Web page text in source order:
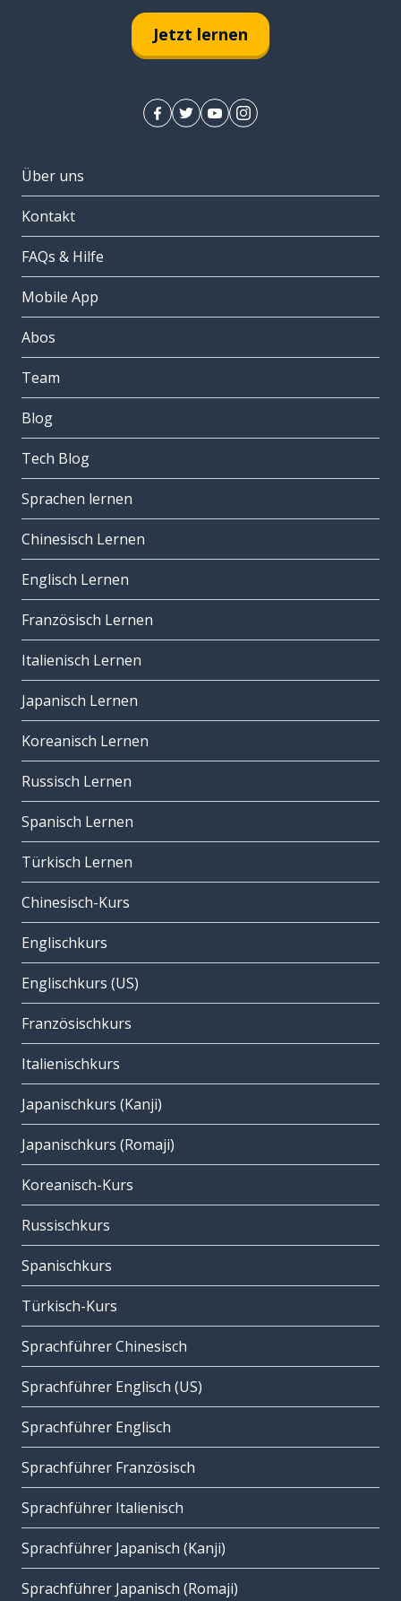
Jetzt lernen
Über uns
Kontakt
FAQs & Hilfe
Mobile App
Abos
Team
Blog
Tech Blog
Sprachen lernen
Chinesisch Lernen
Englisch Lernen
Französisch Lernen
Italienisch Lernen
Japanisch Lernen
Koreanisch Lernen
Russisch Lernen
Spanisch Lernen
Türkisch Lernen
Chinesisch-Kurs
Englischkurs
Englischkurs (US)
Französischkurs
Italienischkurs
Japanischkurs (Kanji)
Japanischkurs (Romaji)
Koreanisch-Kurs
Russischkurs
Spanischkurs
Türkisch-Kurs
Sprachführer Chinesisch
Sprachführer Englisch (US)
Sprachführer Englisch
Sprachführer Französisch
Sprachführer Italienisch
Sprachführer Japanisch (Kanji)
Sprachführer Japanisch (Romaji)